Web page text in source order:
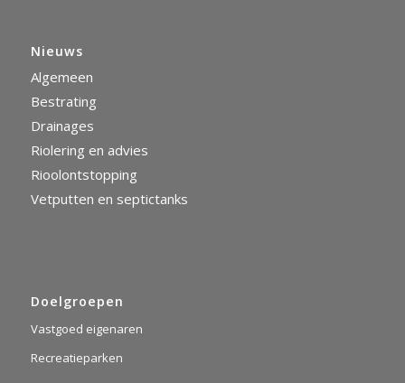
Nieuws
Algemeen
Bestrating
Drainages
Riolering en advies
Rioolontstopping
Vetputten en septictanks
Doelgroepen
Vastgoed eigenaren
Recreatieparken